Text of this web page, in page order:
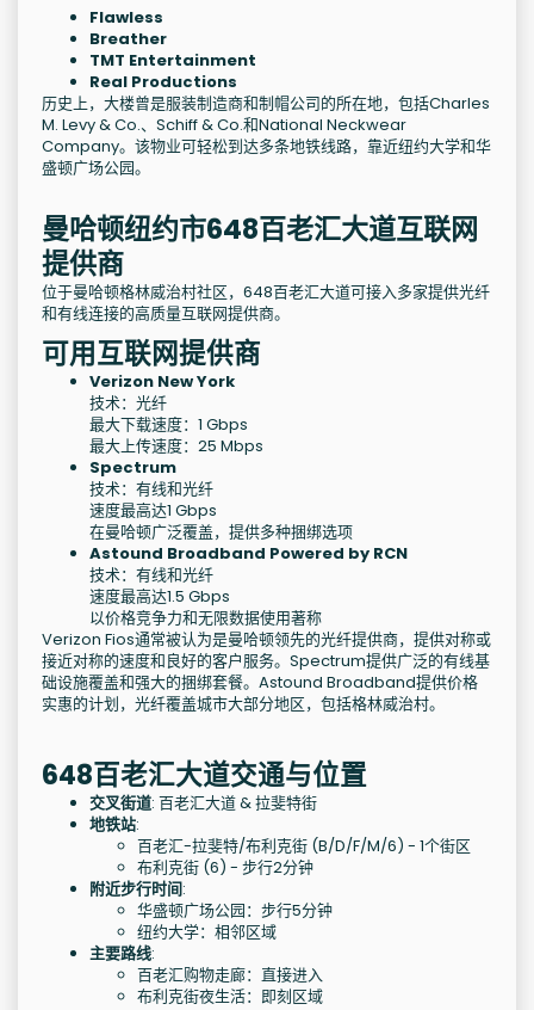
Flawless
Breather
TMT Entertainment
Real Productions
历史上，大楼曾是服装制造商和制帽公司的所在地，包括Charles
M. Levy & Co.、Schiff & Co.和National Neckwear
Company。该物业可轻松到达多条地铁线路，靠近纽约大学和华
盛顿广场公园。
曼哈顿纽约市648百老汇大道互联网
提供商
位于曼哈顿格林威治村社区，648百老汇大道可接入多家提供光纤
和有线连接的高质量互联网提供商。
可用互联网提供商
Verizon New York
技术：光纤
最大下载速度：1 Gbps
最大上传速度：25 Mbps
Spectrum
技术：有线和光纤
速度最高达1 Gbps
在曼哈顿广泛覆盖，提供多种捆绑选项
Astound Broadband Powered by RCN
技术：有线和光纤
速度最高达1.5 Gbps
以价格竞争力和无限数据使用著称
Verizon Fios通常被认为是曼哈顿领先的光纤提供商，提供对称或
接近对称的速度和良好的客户服务。Spectrum提供广泛的有线基
础设施覆盖和强大的捆绑套餐。Astound Broadband提供价格
实惠的计划，光纤覆盖城市大部分地区，包括格林威治村。
648百老汇大道交通与位置
交叉街道: 百老汇大道 & 拉斐特街
地铁站:
百老汇-拉斐特/布利克街 (B/D/F/M/6) - 1个街区
布利克街 (6) - 步行2分钟
附近步行时间:
华盛顿广场公园：步行5分钟
纽约大学：相邻区域
主要路线:
百老汇购物走廊：直接进入
布利克街夜生活：即刻区域